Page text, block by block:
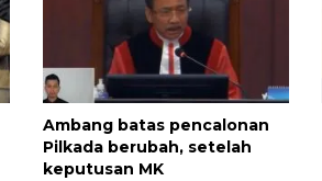
Ambang batas pencalonan
Pilkada berubah, setelah
keputusan MK